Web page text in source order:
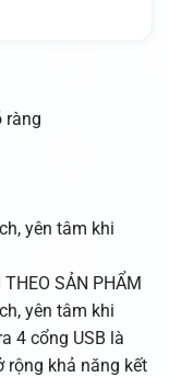
ràng
yên tâm khi
SẢN PHẨM
yên tâm khi
4 cổng USB là
rộng khả năng kết